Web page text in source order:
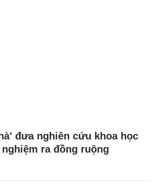
đưa nghiên cứu khoa học
ra đồng ruộng